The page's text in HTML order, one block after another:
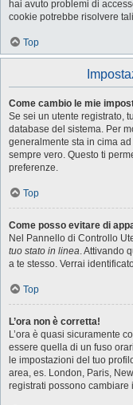
hai avuto problemi di
cookie potrebbe risolvere
Top
Come cambio le mie
Se sei un utente registrato,
database del sistema. Per
generalmente sta in cima
sempre vero. Questo ti
preferenze.
Top
Come posso evitare di
Nel Pannello di Controllo
tuo stato in linea. Attivando
a te stesso. Verrai
Top
L’ora non è corretta!
L’ora è quasi sicuramente
essere quella di un fuso
le impostazioni del tuo
area, es. London, Paris,
registrati possono